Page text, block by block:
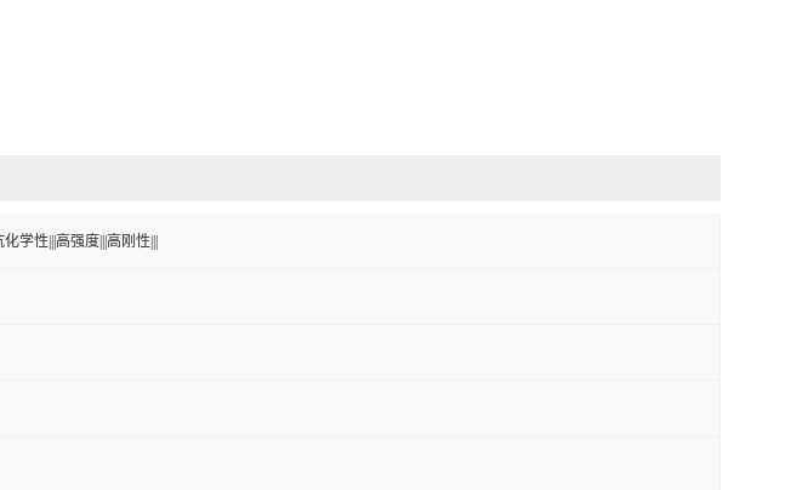
学性|||高强度|||高刚性|||